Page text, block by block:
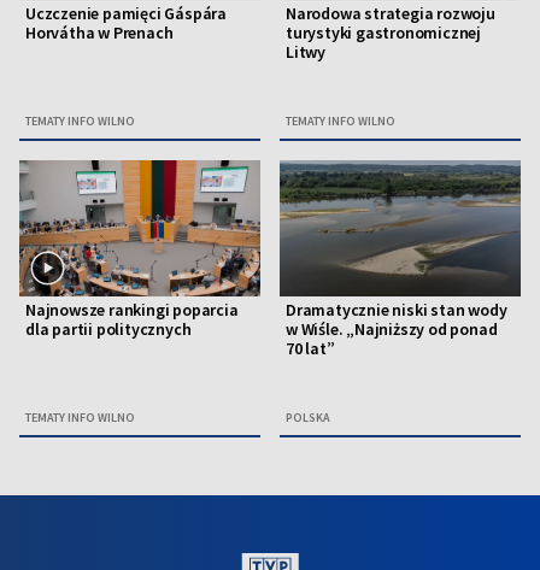
Uczczenie pamięci Gáspára
Horvátha w Prenach
TEMATY INFO WILNO
Narodowa strategia rozwoju
turystyki gastronomicznej
Litwy
TEMATY INFO WILNO
Najnowsze rankingi poparcia
dla partii politycznych
TEMATY INFO WILNO
Dramatycznie niski stan wody
w Wiśle. „Najniższy od ponad
70 lat”
POLSKA